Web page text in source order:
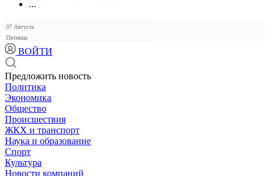
...
07 Августа
Пятница
ВОЙТИ
Предложить новость
Политика
Экономика
Общество
Происшествия
ЖКХ и транспорт
Наука и образование
Спорт
Культура
Новости компаний